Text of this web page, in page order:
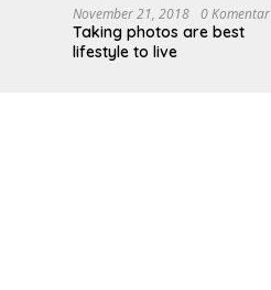
Mangrove
November 21, 2018 0 Komentar
Taking photos are best
lifestyle to live